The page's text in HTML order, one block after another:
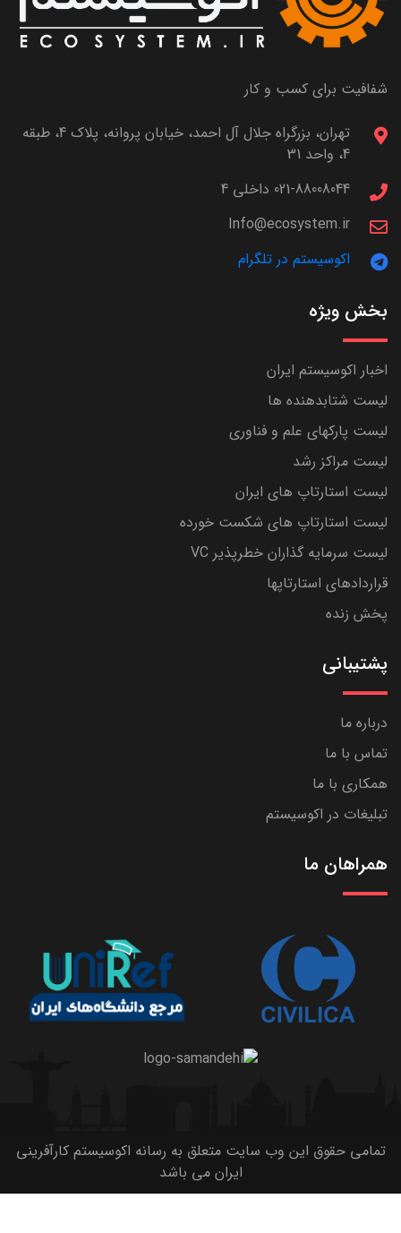
شفافیت برای کسب و کار
تهران، بزرگراه جلال آل احمد، خیابان پروانه، پلاک 4، طبقه
4، واحد 31
021-88008044 داخلی 4
Info@ecosystem.ir
اکوسیستم در تلگرام
بخش ویژه
اخبار اکوسیستم ایران
لیست شتابدهنده ها
لیست پارکهای علم و فناوری
لیست مراکز رشد
لیست استارتاپ های ایران
لیست استارتاپ های شکست خورده
لیست سرمایه گذاران خطرپذیر VC
قراردادهای استارتاپها
پخش زنده
پشتیبانی
درباره ما
تماس با ما
همکاری با ما
تبلیغات در اکوسیستم
همراهان ما
تمامی حقوق این وب سایت متعلق به رسانه اکوسیستم کارآفرینی
ایران می باشد